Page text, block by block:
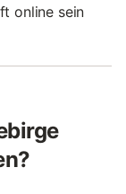
online sein